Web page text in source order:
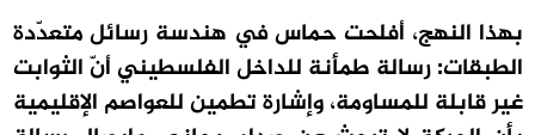
بهذا النهج، أفلحت حماس في هندسة رسائل متعدّدة
الطبقات: رسالة طمأنة للداخل الفلسطيني أنّ الثوابت
غير قابلة للمساومة، وإشارة تطمين للعواصم الإقليمية